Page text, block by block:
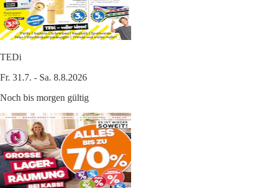
TEDi
Fr. 31.7. - Sa. 8.8.2026
Noch bis morgen gültig